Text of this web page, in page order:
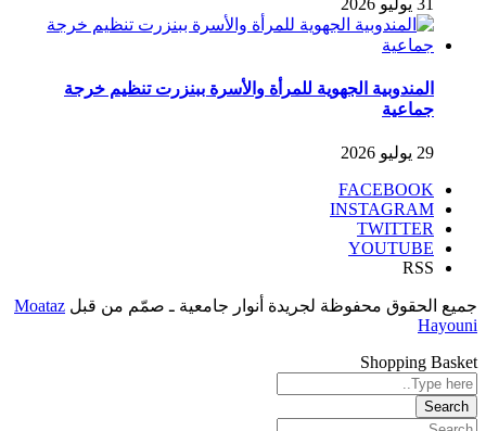
المندوبية الجهوية للمرأة والأسرة ببنزرت تنظيم خرجة
جماعية
29 يوليو 2026
FACEBOOK
INSTAGRAM
TWITTER
YOUTUBE
RSS
جميع الحقوق محفوظة لجريدة أنوار جامعية ـ صمّم من قبل Moataz
Hayouni
Shopping Basket